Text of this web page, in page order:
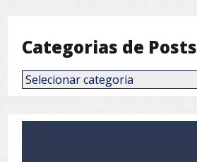
Categorias de Posts
Categorias
de